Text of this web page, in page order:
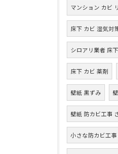
マンション カビ
床下 カビ 湿気対
シロアリ業者 床
床下 カビ 薬剤
壁紙 黒ずみ
壁紙 防カビ工事
小さな防カビ工